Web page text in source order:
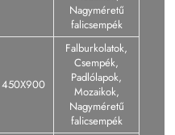
Nagyméretű
falicsempék
450X900
Falburkolatok,
Csempék,
Padlólapok,
Mozaikok,
Nagyméretű
falicsempék